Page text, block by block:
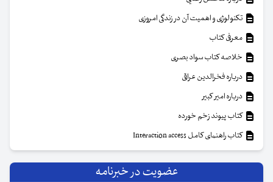
تکنولوژی و اهمیت آن در زندگی امروزی
معرفی کتاب
خلاصه کتاب سواد بصری
درباره فخرالدین عراقی
درباره امیر کبیر
کتاب پیوند زخم خورده
کتاب راهنمای کامل Interaction access
عضویت در خبرنامه